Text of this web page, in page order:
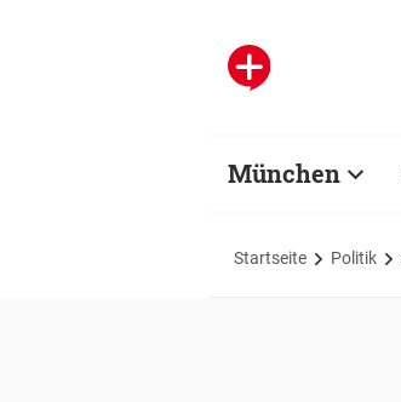
München
Startseite Politik